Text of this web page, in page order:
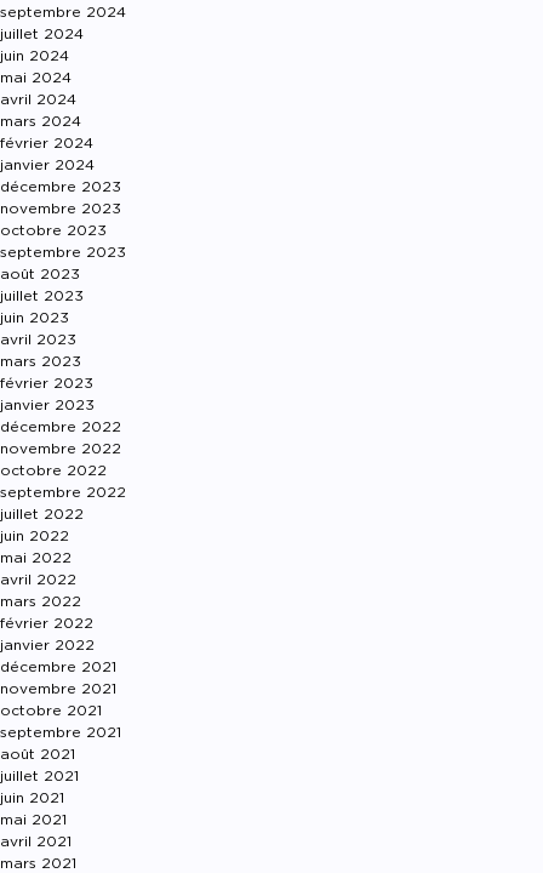
septembre 2024
juillet 2024
juin 2024
mai 2024
avril 2024
mars 2024
février 2024
janvier 2024
décembre 2023
novembre 2023
octobre 2023
septembre 2023
août 2023
juillet 2023
juin 2023
avril 2023
mars 2023
février 2023
janvier 2023
décembre 2022
novembre 2022
octobre 2022
septembre 2022
juillet 2022
juin 2022
mai 2022
avril 2022
mars 2022
février 2022
janvier 2022
décembre 2021
novembre 2021
octobre 2021
septembre 2021
août 2021
juillet 2021
juin 2021
mai 2021
avril 2021
mars 2021